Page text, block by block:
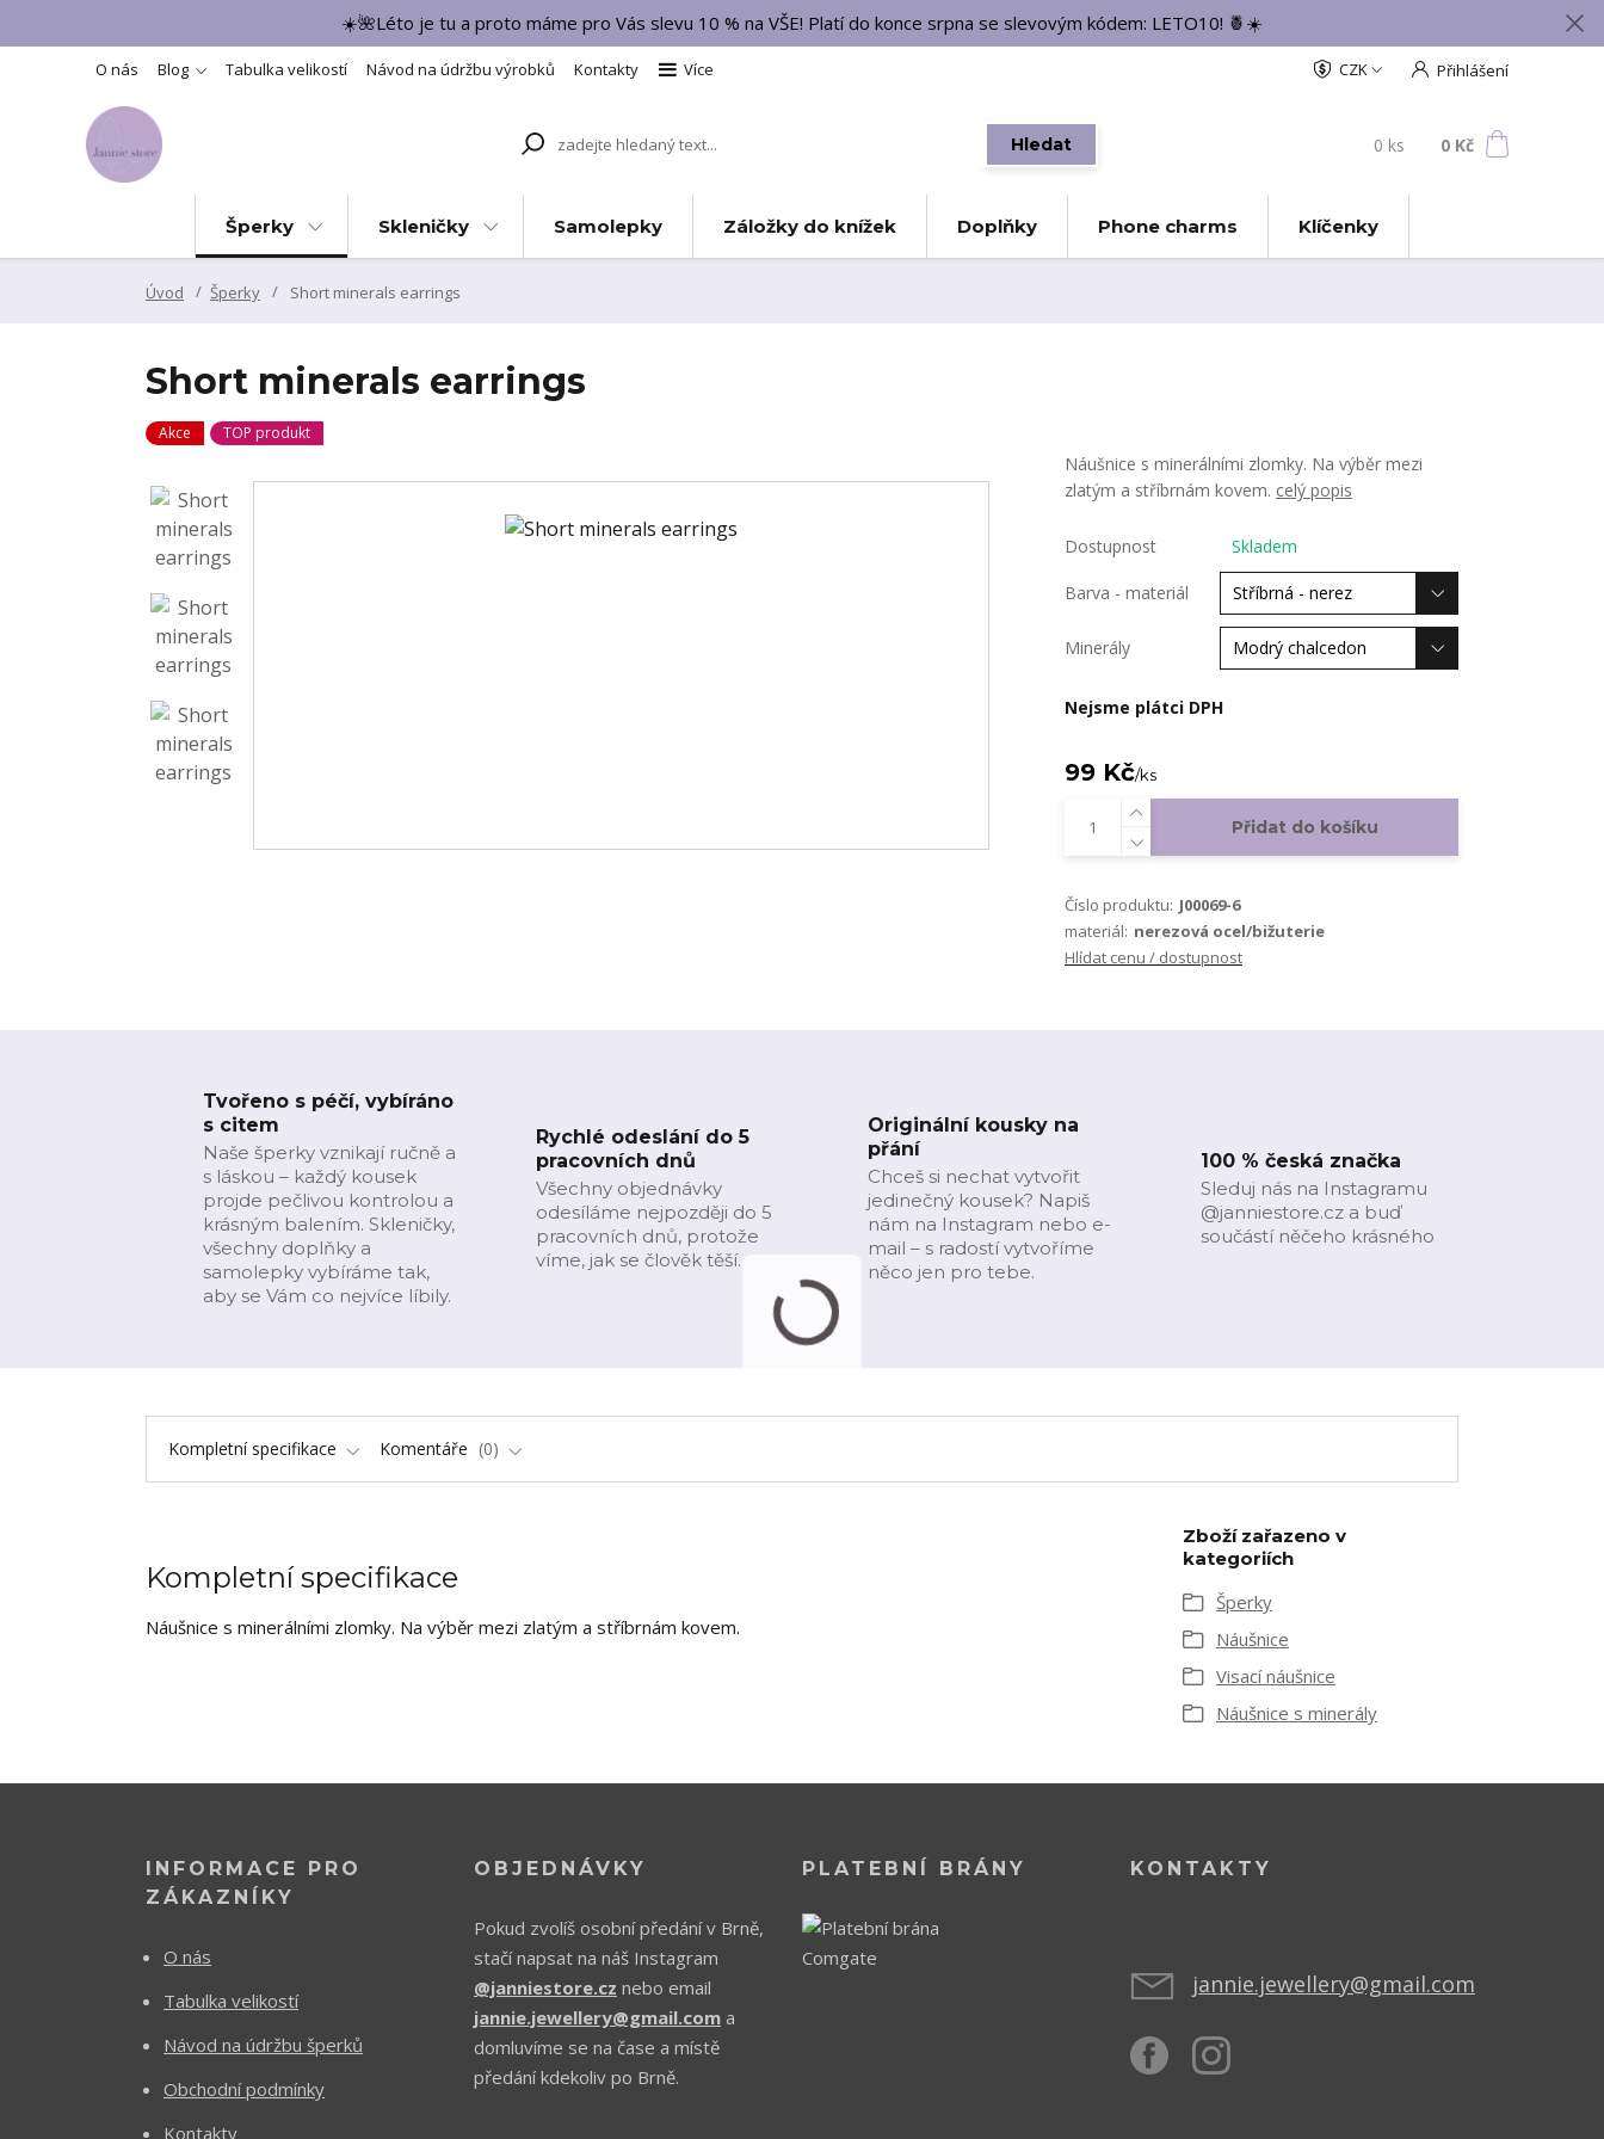
☀️🌺Léto je tu a proto máme pro Vás slevu 10 % na VŠE! Platí do konce srpna se slevovým kódem: LETO10! 🍍☀️
O nás Blog Tabulka velikostí Návod na údržbu výrobků Kontakty Více CZK Přihlášení
Hledat 0 ks 0 Kč
Šperky Skleničky Samolepky Záložky do knížek Doplňky Phone charms Klíčenky
Úvod Šperky Short minerals earrings
Short minerals earrings
Akce TOP produkt
Náušnice s minerálními zlomky. Na výběr mezi
zlatým a stříbrnám kovem. celý popis
Dostupnost Skladem
Barva - materiál
Minerály
Nejsme plátci DPH
99 Kč/ks
Přidat do košíku
Číslo produktu: J00069-6
materiál: nerezová ocel/bižuterie
Hlídat cenu / dostupnost
Tvořeno s péčí, vybíráno
s citem
Naše šperky vznikají ručně a
s láskou – každý kousek
projde pečlivou kontrolou a
krásným balením. Skleničky,
všechny doplňky a
samolepky vybíráme tak,
aby se Vám co nejvíce líbily.
Rychlé odeslání do 5
pracovních dnů
Všechny objednávky
odesíláme nejpozději do 5
pracovních dnů, protože
víme, jak se člověk těší.
Originální kousky na
přání
Chceš si nechat vytvořit
jedinečný kousek? Napiš
nám na Instagram nebo e-
mail – s radostí vytvoříme
něco jen pro tebe.
100 % česká značka
Sleduj nás na Instagramu
@janniestore.cz a buď
součástí něčeho krásného
Kompletní specifikace Komentáře 0
Kompletní specifikace
Náušnice s minerálními zlomky. Na výběr mezi zlatým a stříbrnám kovem.
Zboží zařazeno v
kategoriích
Šperky
Náušnice
Visací náušnice
Náušnice s minerály
INFORMACE PRO
ZÁKAZNÍKY
O nás
Tabulka velikostí
Návod na údržbu šperků
Obchodní podmínky
Kontakty
OBJEDNÁVKY
Pokud zvolíš osobní předání v Brně,
stačí napsat na náš Instagram
@janniestore.cz nebo email
jannie.jewellery@gmail.com a
domluvíme se na čase a místě
předání kdekoliv po Brně.
PLATEBNÍ BRÁNY KONTAKTY
jannie.jewellery@gmail.com